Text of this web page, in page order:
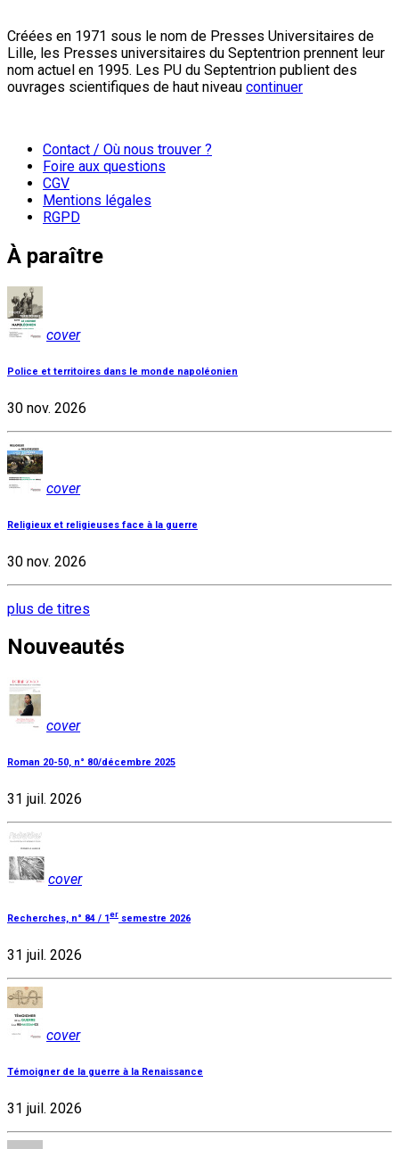
Créées en 1971 sous le nom de Presses Universitaires de
Lille, les Presses universitaires du Septentrion prennent leur
nom actuel en 1995. Les PU du Septentrion publient des
ouvrages scientifiques de haut niveau continuer
Contact / Où nous trouver ?
Foire aux questions
CGV
Mentions légales
RGPD
À paraître
cover
Police et territoires dans le monde napoléonien
30 nov. 2026
cover
Religieux et religieuses face à la guerre
30 nov. 2026
plus de titres
Nouveautés
cover
Roman 20-50, n° 80/décembre 2025
31 juil. 2026
cover
Recherches, n° 84 / 1er semestre 2026
31 juil. 2026
cover
Témoigner de la guerre à la Renaissance
31 juil. 2026